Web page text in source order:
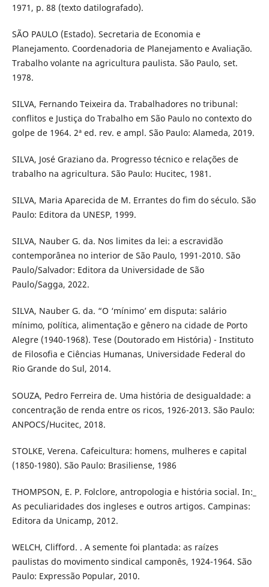
1971, p. 88 (texto datilografado).
SÃO PAULO (Estado). Secretaria de Economia e
Planejamento. Coordenadoria de Planejamento e Avaliação.
Trabalho volante na agricultura paulista. São Paulo, set.
1978.
SILVA, Fernando Teixeira da. Trabalhadores no tribunal:
conflitos e Justiça do Trabalho em São Paulo no contexto do
golpe de 1964. 2ª ed. rev. e ampl. São Paulo: Alameda, 2019.
SILVA, José Graziano da. Progresso técnico e relações de
trabalho na agricultura. São Paulo: Hucitec, 1981.
SILVA, Maria Aparecida de M. Errantes do fim do século. São
Paulo: Editora da UNESP, 1999.
SILVA, Nauber G. da. Nos limites da lei: a escravidão
contemporânea no interior de São Paulo, 1991-2010. São
Paulo/Salvador: Editora da Universidade de São
Paulo/Sagga, 2022.
SILVA, Nauber G. da. “O ‘mínimo’ em disputa: salário
mínimo, política, alimentação e gênero na cidade de Porto
Alegre (1940-1968). Tese (Doutorado em História) - Instituto
de Filosofia e Ciências Humanas, Universidade Federal do
Rio Grande do Sul, 2014.
SOUZA, Pedro Ferreira de. Uma história de desigualdade: a
concentração de renda entre os ricos, 1926-2013. São Paulo:
ANPOCS/Hucitec, 2018.
STOLKE, Verena. Cafeicultura: homens, mulheres e capital
(1850-1980). São Paulo: Brasiliense, 1986
THOMPSON, E. P. Folclore, antropologia e história social. In:_
As peculiaridades dos ingleses e outros artigos. Campinas:
Editora da Unicamp, 2012.
WELCH, Clifford. . A semente foi plantada: as raízes
paulistas do movimento sindical camponês, 1924-1964. São
Paulo: Expressão Popular, 2010.